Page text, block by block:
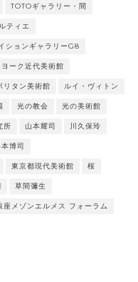
TOTOギャラリー・間
ティエ
ションギャラリーG8
ヨーク近代美術館
リタン美術館 ルイ・ヴィトン
光の教会 光の美術館
所 山本耀司 川久保玲
博司
東京都現代美術館 桜
草間彌生
座メゾンエルメス フォーラム